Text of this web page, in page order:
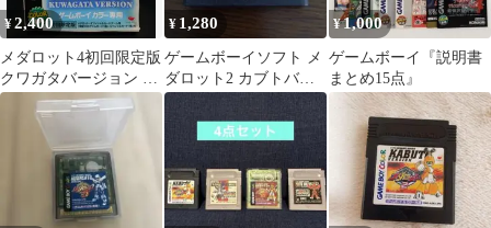
¥2,400
メダロット4初回限定版
クワガタバージョン ゲ
ームボーイカラー専用
¥ 1,280
ゲームボーイソフト メ
ダロット2 カブトバー
ジョン
¥1,000
ゲームボーイ『説明書
まとめ15点』